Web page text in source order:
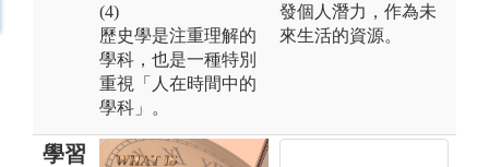
(4)
歷史學是注重理解的
學科，也是一種特別
重視「人在時間中的
學科」。
發個人潛力，作為未
來生活的資源。
學習